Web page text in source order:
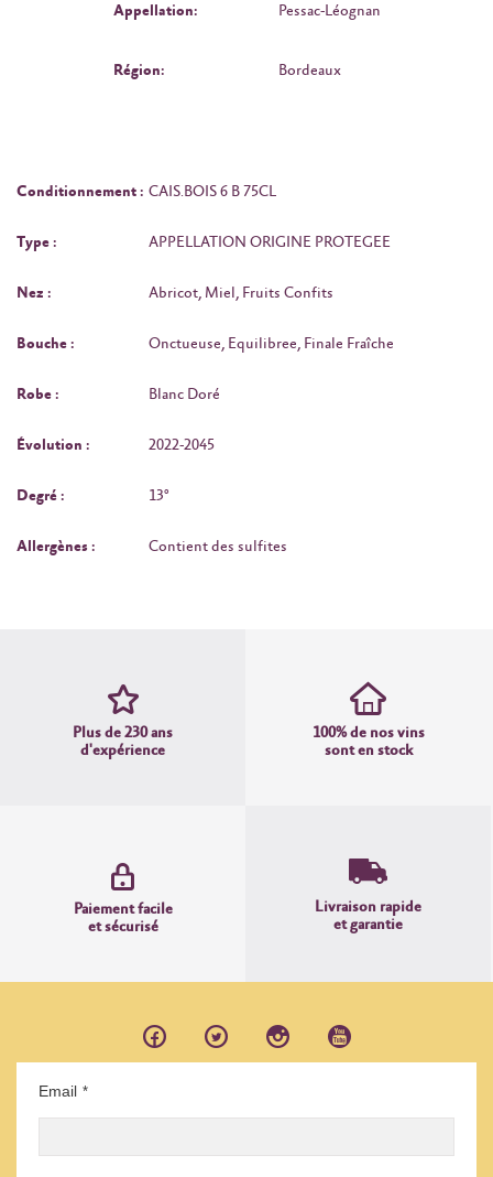
Appellation: Pessac-Léognan
Région: Bordeaux
Conditionnement : CAIS.BOIS 6 B 75CL
Type : APPELLATION ORIGINE PROTEGEE
Nez : Abricot, Miel, Fruits Confits
Bouche : Onctueuse, Equilibree, Finale Fraîche
Robe : Blanc Doré
Évolution : 2022-2045
Degré : 13°
Allergènes : Contient des sulfites
Plus de 230 ans
d'expérience
100% de nos vins
sont en stock
Paiement facile
et sécurisé
Livraison rapide
et garantie
Email *